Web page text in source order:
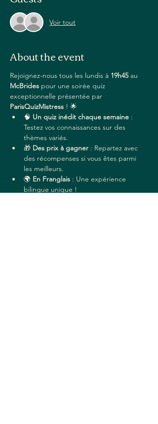
Voir tout
About the event
Rejoignez-nous tous les lundis à 19h45 au
McBrides pour une soirée quiz
exceptionnelle présentée par
ParisQuizMistress ! 🌟
🧠 Un quiz inédit chaque semaine :
Testez vos connaissances sur des
thèmes variés.
🎁 Des prix à gagner : Repartez avec
des récompenses si vous êtes parmi
les meilleurs.
🌍 En Franglais : Une expérience
bilingue unique !